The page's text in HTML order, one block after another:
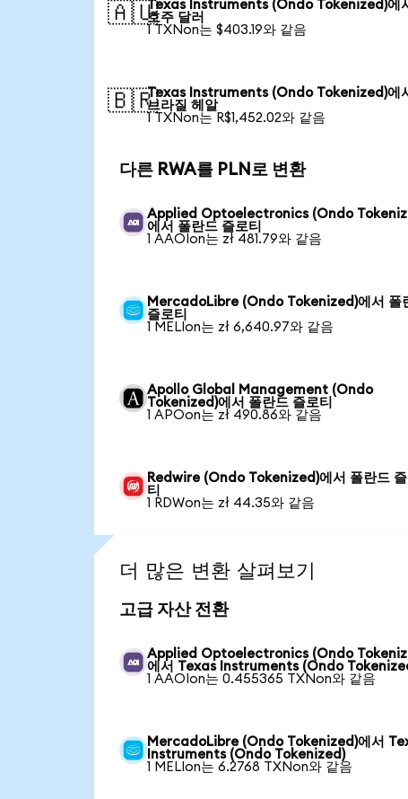
🇦🇺Texas Instruments (Ondo Tokenized)에
호주 달러
1 TXNon는 $403.19와 같음
🇧🇷Texas Instruments (Ondo Tokenized)에
브라질 헤알
1 TXNon는 R$1,452.02와 같음
다른 RWA를 PLN로 변환
Applied Optoelectronics (Ondo
에서 폴란드 즐로티
1 AAOIon는 zł 481.79와 같음
MercadoLibre (Ondo Tokenized)에서 폴
즐로티
1 MELIon는 zł 6,640.97와 같음
Apollo Global Management (Ondo
Tokenized)에서 폴란드 즐로티
1 APOon는 zł 490.86와 같음
Redwire (Ondo Tokenized)에서 폴란드 즐
티
1 RDWon는 zł 44.35와 같음
더 많은 변환 살펴보기
고급 자산 전환
Applied Optoelectronics (Ondo
에서 Texas Instruments (Ondo
1 AAOIon는 0.455365 TXNon와 같음
MercadoLibre (Ondo Tokenized)에서
Instruments (Ondo Tokenized)
1 MELIon는 6.2768 TXNon와 같음